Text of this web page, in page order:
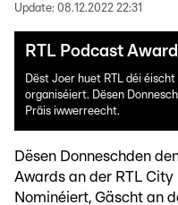
Update: 08.12.2022 22:31
RTL Podcast
Dëst Joer huet RTL déi
organiséiert. Dësen
Präis iwwerreecht.
Dësen Donneschden
Awards an der RTL City
Nominéiert, Gäscht an